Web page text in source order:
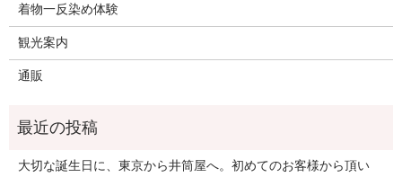
着物一反染め体験
観光案内
通販
大切な誕生日に、東京から井筒屋へ。初めてのお客様から頂い